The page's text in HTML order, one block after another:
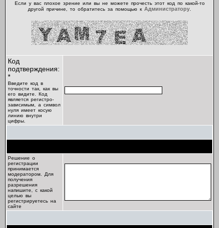
Если у вас плохое зрение или вы не можете прочесть этот код по какой-то
другой причине, то обратитесь за помощью к Администратору
Код
подтверждения:
*
Введите код в
точности так, как вы
его видите. Код
является регистро-
зависимым, а символ
нуля имеет косую
линию внутри
цифры.
Решение о
регистрации
принимается
модератором. Для
получения
разрешения
напишите, с какой
целью вы
регистрируетесь на
сайте